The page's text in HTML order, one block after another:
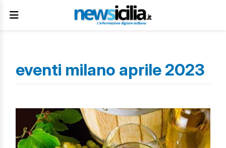
eventi milano aprile 2023